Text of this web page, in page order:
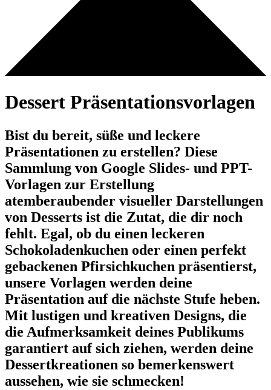
Dessert Präsentationsvorlagen
Bist du bereit, süße und leckere
Präsentationen zu erstellen? Diese
Sammlung von Google Slides- und PPT-
Vorlagen zur Erstellung
atemberaubender visueller Darstellungen
von Desserts ist die Zutat, die dir noch
fehlt. Egal, ob du einen leckeren
Schokoladenkuchen oder einen perfekt
gebackenen Pfirsichkuchen präsentierst,
unsere Vorlagen werden deine
Präsentation auf die nächste Stufe heben.
Mit lustigen und kreativen Designs, die
die Aufmerksamkeit deines Publikums
garantiert auf sich ziehen, werden deine
Dessertkreationen so bemerkenswert
aussehen, wie sie schmecken!